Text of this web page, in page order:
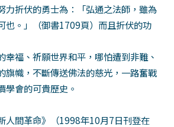
折伏的勇士為：「弘通之法師，雖為
也。」（御書1709頁）而且折伏的功
福、祈願世界和平，哪怕遭到非難、
旗幟，不斷傳送佛法的慈光，一路奮戰
學會的可貴歷史。
革命》（1998年10月7日刊登在